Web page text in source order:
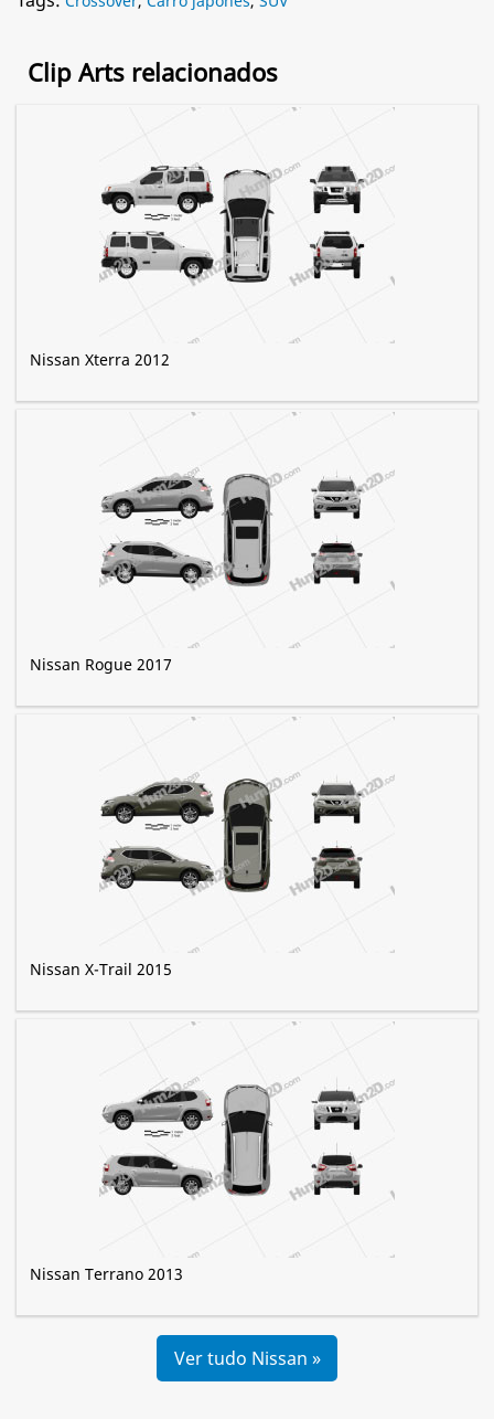
Clip Arts relacionados
Nissan Xterra 2012
Nissan Rogue 2017
Nissan X-Trail 2015
Nissan Terrano 2013
Ver tudo Nissan »